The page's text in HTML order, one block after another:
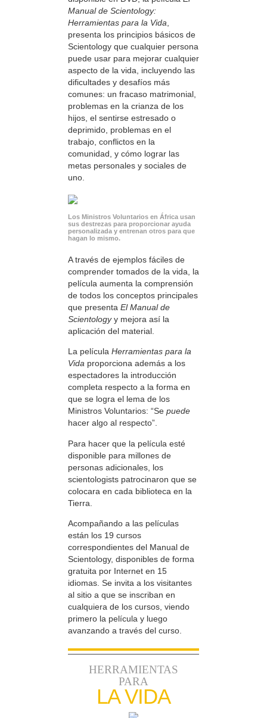
Manual de Scientology:
Herramientas para la Vida
presenta los principios básicos de
Scientology que cualquier persona
puede usar para mejorar cualquier
aspecto de la vida, incluyendo las
dificultades y desafíos más
comunes: un fracaso matrimonial,
problemas en la crianza de los
hijos, el sentirse estresado o
deprimido, problemas en el
trabajo, conflictos en la
comunidad, y cómo lograr las
metas personales y sociales de
uno.
Los Ministros Voluntarios en África usan
sus destrezas para proporcionar ayuda
personalizada y entrenan otros para que
hagan lo mismo.
A través de ejemplos fáciles de
comprender tomados de la vida, la
película aumenta la comprensión
de todos los conceptos principales
que presenta El Manual de
Scientologyy mejora así la
aplicación del material.
La película Herramientas para la
Vida proporciona además a los
espectadores la introducción
completa respecto a la forma en
que se logra el lema de los
Ministros Voluntarios: “Se puede
hacer algo al respecto”.
Para hacer que la película esté
disponible para millones de
personas adicionales, los
scientologists patrocinaron que se
colocara en cada biblioteca en la
Tierra.
Acompañando a las películas
están los 19 cursos
correspondientes del Manual de
Scientology, disponibles de forma
gratuita por Internet en 15
idiomas. Se invita a los visitantes
al sitio a que se inscriban en
cualquiera de los cursos, viendo
primero la película y luego
avanzando a través del curso.
HERRAMIENTAS
PARA
LA VIDA